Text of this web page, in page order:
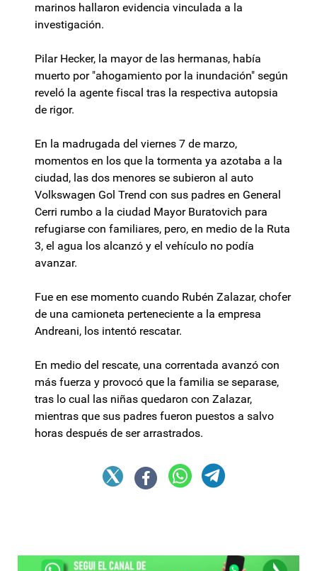
marinos hallaron evidencia vinculada a la
investigación.
Pilar Hecker, la mayor de las hermanas, había
muerto por "ahogamiento por la inundación" según
reveló la agente fiscal tras la respectiva autopsia
de rigor.
En la madrugada del viernes 7 de marzo,
momentos en los que la tormenta ya azotaba a la
ciudad, las dos menores se subieron al auto
Volkswagen Gol Trend con sus padres en General
Cerri rumbo a la ciudad Mayor Buratovich para
refugiarse con familiares, pero, en medio de la Ruta
3, el agua los alcanzó y el vehículo no podía
avanzar.
Fue en ese momento cuando Rubén Zalazar, chofer
de una camioneta perteneciente a la empresa
Andreani, los intentó rescatar.
En medio del rescate, una correntada avanzó con
más fuerza y provocó que la familia se separase,
tras lo cual las niñas quedaron con Zalazar,
mientras que sus padres fueron puestos a salvo
horas después de ser arrastrados.